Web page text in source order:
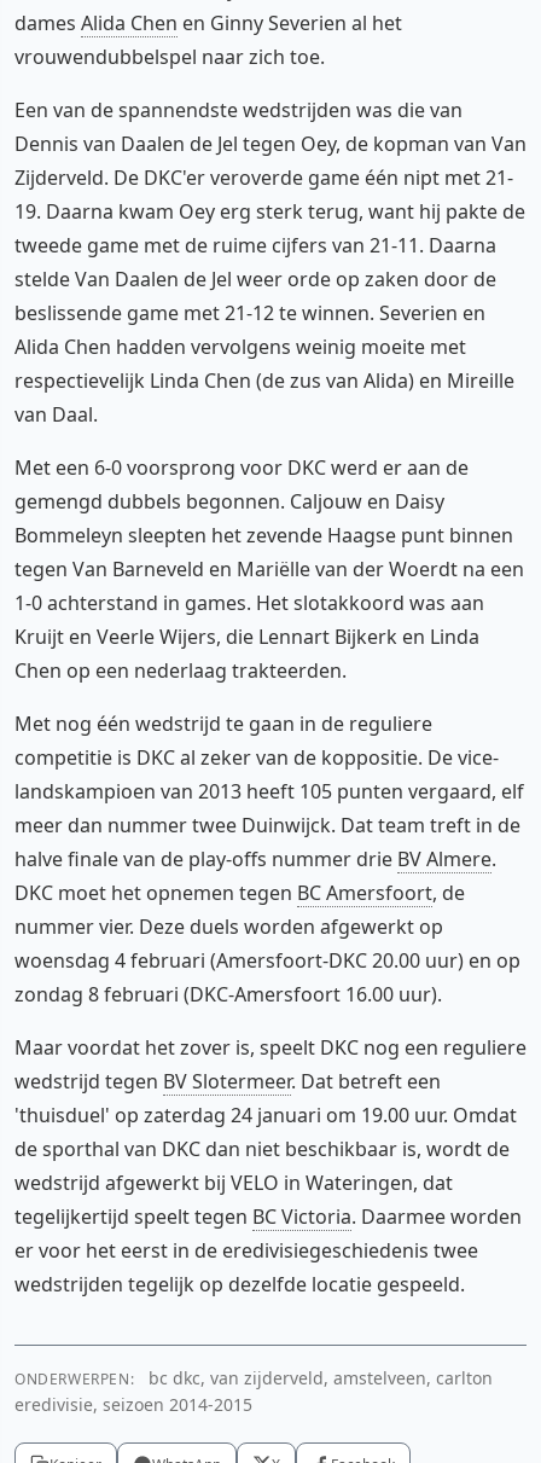
dames Alida Chen en Ginny Severien al het
vrouwendubbelspel naar zich toe.
Een van de spannendste wedstrijden was die van
Dennis van Daalen de Jel tegen Oey, de kopman van Van
Zijderveld. De DKC'er veroverde game één nipt met 21-
19. Daarna kwam Oey erg sterk terug, want hij pakte de
tweede game met de ruime cijfers van 21-11. Daarna
stelde Van Daalen de Jel weer orde op zaken door de
beslissende game met 21-12 te winnen. Severien en
Alida Chen hadden vervolgens weinig moeite met
respectievelijk Linda Chen (de zus van Alida) en Mireille
van Daal.
Met een 6-0 voorsprong voor DKC werd er aan de
gemengd dubbels begonnen. Caljouw en Daisy
Bommeleyn sleepten het zevende Haagse punt binnen
tegen Van Barneveld en Mariëlle van der Woerdt na een
1-0 achterstand in games. Het slotakkoord was aan
Kruijt en Veerle Wijers, die Lennart Bijkerk en Linda
Chen op een nederlaag trakteerden.
Met nog één wedstrijd te gaan in de reguliere
competitie is DKC al zeker van de koppositie. De vice-
landskampioen van 2013 heeft 105 punten vergaard, elf
meer dan nummer twee Duinwijck. Dat team treft in de
halve finale van de play-offs nummer drie BV Almere.
DKC moet het opnemen tegen BC Amersfoort, de
nummer vier. Deze duels worden afgewerkt op
woensdag 4 februari (Amersfoort-DKC 20.00 uur) en op
zondag 8 februari (DKC-Amersfoort 16.00 uur).
Maar voordat het zover is, speelt DKC nog een reguliere
wedstrijd tegen BV Slotermeer. Dat betreft een
'thuisduel' op zaterdag 24 januari om 19.00 uur. Omdat
de sporthal van DKC dan niet beschikbaar is, wordt de
wedstrijd afgewerkt bij VELO in Wateringen, dat
tegelijkertijd speelt tegen BC Victoria. Daarmee worden
er voor het eerst in de eredivisiegeschiedenis twee
wedstrijden tegelijk op dezelfde locatie gespeeld.
ONDERWERPEN:
bc dkc, van zijderveld, amstelveen, carlton
eredivisie, seizoen 2014-2015